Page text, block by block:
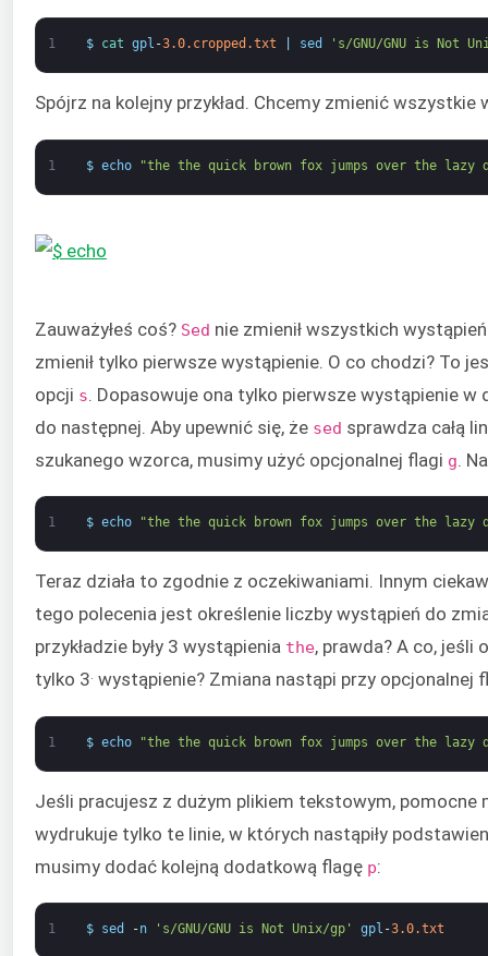
1 $ cat gpl -3.0.cropped.txt sed 's/GNU/GNU is Not
Spójrz na kolejny przykład. Chcemy zmienić wszystkie
1 $ echo "the the quick brown fox jumps over the lazy
Zauważyłeś coś? Sed nie zmienił wszystkich
zmienił tylko pierwsze wystąpienie. O co chodzi? To
opcji s. Dopasowuje ona tylko pierwsze wystąpienie w
do następnej. Aby upewnić się, że sed sprawdza całą
szukanego wzorca, musimy użyć opcjonalnej flagi g.
1 $ echo "the the quick brown fox jumps over the lazy
Teraz działa to zgodnie z oczekiwaniami. Innym
tego polecenia jest określenie liczby wystąpień do
przykładzie były 3 wystąpienia the, prawda? A co, jeśli
tylko 3. wystąpienie? Zmiana nastąpi przy opcjonalnej
1 $ echo "the the quick brown fox jumps over the lazy
Jeśli pracujesz z dużym plikiem tekstowym, pomocne
wydrukuje tylko te linie, w których nastąpiły
musimy dodać kolejną dodatkową flagę p:
1 $ sed -n 's/GNU/GNU is Not Unix/gp' gpl -3.0.txt